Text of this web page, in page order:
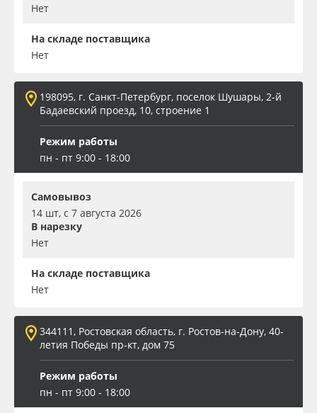
Нет
На складе поставщика
Нет
198095, г. Санкт-Петербург, поселок Шушары, 2-й
Бадаевский проезд, 10, строение 1
Режим работы
пн - пт 9:00 - 18:00
Самовывоз
14 шт, с 7 августа 2026
В нарезку
Нет
На складе поставщика
Нет
344111, Ростовская область, г. Ростов-на-Дону, 40-
летия Победы пр-кт, дом 75
Режим работы
пн - пт 9:00 - 18:00